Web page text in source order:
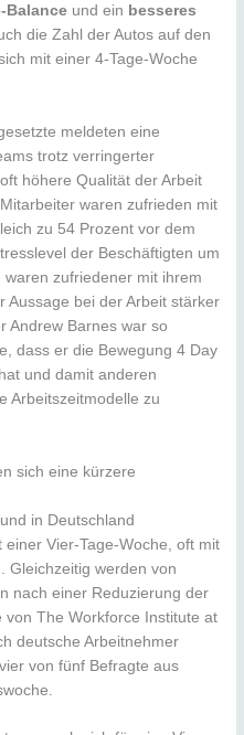
Balance und ein besseres
die Zahl der Autos auf den
mit einer 4-Tage-Woche
meldeten eine
trotz verringerter
höhere Qualität der Arbeit
waren zufrieden mit
zu 54 Prozent vor dem
der Beschäftigten um
zufriedener mit ihrem
Aussage bei der Arbeit stärker
Andrew Barnes war so
dass er die Bewegung 4 Day
und damit anderen
Arbeitszeitmodelle zu
sich eine kürzere
in Deutschland
Vier-Tage-Woche, oft mit
Gleichzeitig werden von
nach einer Reduzierung der
The Workforce Institute at
deutsche Arbeitnehmer
von fünf Befragte aus